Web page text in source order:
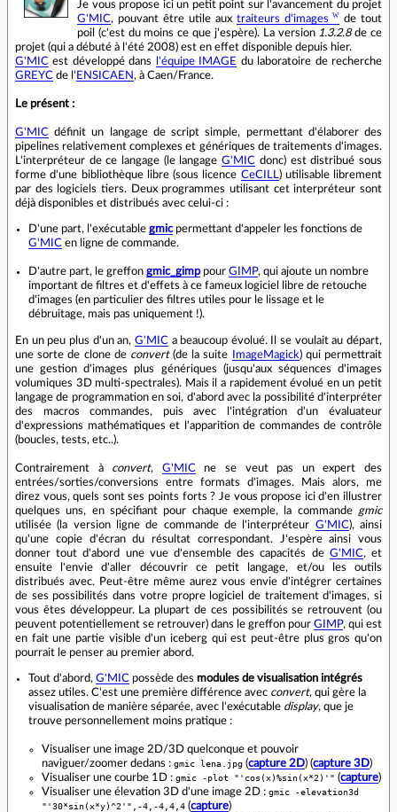
Je vous propose ici un petit point sur l'avancement du projet
G'MIC, pouvant être utile aux traiteurs d'images
de tout
poil (c'est du moins ce que j'espère). La version 1.3.2.8de ce
projet (qui a débuté à l'été 2008) est en effet disponible depuis hier.
G'MIC est développé dans l'équipe IMAGE du laboratoire de recherche
GREYC de l' ENSICAEN , à Caen/France.
Le présent :
G'MIC définit un langage de script simple, permettant d'élaborer des
pipelines relativement complexes et génériques de traitements d'images.
L'interpréteur de ce langage (le langageG'MIC donc) est distribué sous
forme d'une bibliothèque libre (sous licence CeCILL
) utilisable librement
par des logiciels tiers. Deux programmes utilisant cet interpréteur sont
déjà disponibles et distribués avec celui-ci :
D'une part, l'exécutable gmicpermettant d'appeler les fonctions de
G'MIC en ligne de commande.
D'autre part, le greffon gmic_gimppour GIMP, qui ajoute un nombre
important de filtres et d'effets à ce fameux logiciel libre de retouche
d'images (en particulier des filtres utiles pour le lissage et le
débruitage, mais pas uniquement !).
En un peu plus d'un an, G'MICa beaucoup évolué. Il se voulait au départ,
une sorte de clone de convert(de la suite ImageMagick) qui permettrait
une gestion d'images plus génériques (jusqu'aux séquences d'images
volumiques 3D multi-spectrales). Mais il a rapidement évolué en un petit
langage de programmation en soi, d'abord avec la possibilité d'interpréter
des macros commandes, puis avec l'intégration d'un évaluateur
d'expressions mathématiques et l'apparition de commandes de contrôle
(boucles, tests, etc..).
Contrairement à convert, G'MICne se veut pas un expert des
entrées/sorties/conversions entre formats d'images. Mais alors, me
direz vous, quels sont ses points forts ? Je vous propose ici d'en illustrer
quelques uns, en spécifiant pour chaque exemple, la commande gmic
utilisée (la version ligne de commande de l'interpréteur G'MIC), ainsi
qu'une copie d'écran du résultat correspondant. J'espère ainsi vous
donner tout d'abord une vue d'ensemble des capacités de G'MIC, et
ensuite l'envie d'aller découvrir ce petit langage, et/ou les outils
distribués avec. Peut-être même aurez vous envie d'intégrer certaines
de ses possibilités dans votre propre logiciel de traitement d'images, si
vous êtes développeur. La plupart de ces possibilités se retrouvent (ou
peuvent potentiellement se retrouver) dans le greffon pour GIMP, qui est
en fait une partie visible d'un iceberg qui est peut-être plus gros qu'on
pourrait le penser au premier abord.
Tout d'abord, G'MIC possède des modules de visualisation intégrés
assez utiles. C'est une première différence avec convert, qui gère la
visualisation de manière séparée, avec l'exécutable display, que je
trouve personnellement moins pratique :
Visualiser une image 2D/3D quelconque et pouvoir
naviguer/zoomer dedans : gmic lena.jpg (capture 2D) (capture 3D)
Visualiser une courbe 1D : gmic -plot "'cos(x)%sin(x*2)'" (capture)
Visualiser une élevation 3D d'une image 2D : gmic -elevation3d
"'30*sin(x*y)^2'",-4,-4,4,4 (capture)